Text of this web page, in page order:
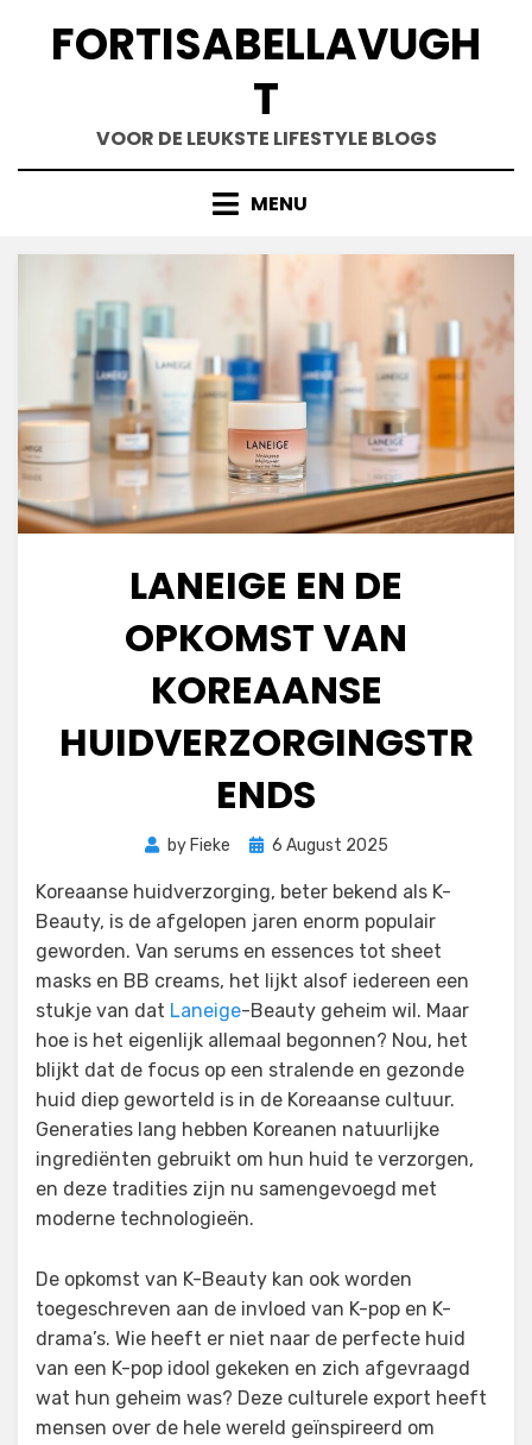
FORTISABELLAVUGH
T
VOOR DE LEUKSTE LIFESTYLE BLOGS
MENU
LANEIGE EN DE
OPKOMST VAN
KOREAANSE
HUIDVERZORGINGSTR
ENDS
by Fieke
Posted
6 August 2025
Koreaanse huidverzorging, beter bekend als K-
Beauty, is de afgelopen jaren enorm populair
geworden. Van serums en essences tot sheet
masks en BB creams, het lijkt alsof iedereen een
stukje van dat Laneige-Beauty geheim wil. Maar
hoe is het eigenlijk allemaal begonnen? Nou, het
blijkt dat de focus op een stralende en gezonde
huid diep geworteld is in de Koreaanse cultuur.
Generaties lang hebben Koreanen natuurlijke
ingrediënten gebruikt om hun huid te verzorgen,
en deze tradities zijn nu samengevoegd met
moderne technologieën.
De opkomst van K-Beauty kan ook worden
toegeschreven aan de invloed van K-pop en K-
drama’s. Wie heeft er niet naar de perfecte huid
van een K-pop idool gekeken en zich afgevraagd
wat hun geheim was? Deze culturele export heeft
mensen over de hele wereld geïnspireerd om